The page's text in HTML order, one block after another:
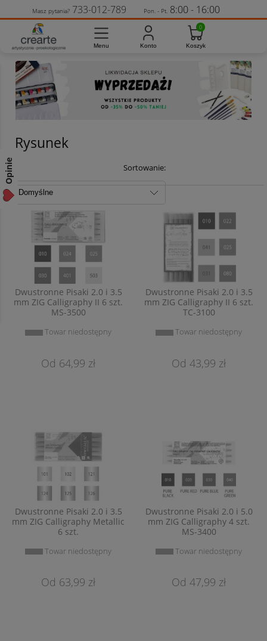
Rysunek
Sortowanie:
Dwustronne Pisaki 2.0 i 3.5
mm ZIG Calligraphy II 6 szt.
MS-3500
Towar niedostępny
64,99 zł
Dwustronne Pisaki 2.0 i 3.5
mm ZIG Calligraphy II 6 szt.
TC-3100
Towar niedostępny
43,99 zł
Dwustronne Pisaki 2.0 i 3.5
mm ZIG Calligraphy Metallic
6 szt.
Towar niedostępny
63,99 zł
Dwustronne Pisaki 2.0 i 5.0
mm ZIG Calligraphy 4 szt.
MS-3400
Towar niedostępny
47,99 zł
Masz pytania? 733-012-789 Pon. - Pt. 8:00 - 16:00
Opinie